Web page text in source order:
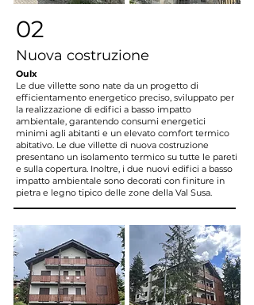
02
Nuova costruzione
Oulx
Le due villette sono nate da un progetto di
efficientamento energetico preciso, sviluppato per
la realizzazione di edifici a basso impatto
ambientale, garantendo consumi energetici
minimi agli abitanti e un elevato comfort termico
abitativo. Le due villette di nuova costruzione
presentano un isolamento termico su tutte le pareti
e sulla copertura. Inoltre, i due nuovi edifici a basso
impatto ambientale sono decorati con finiture in
pietra e legno tipico delle zone della Val Susa.